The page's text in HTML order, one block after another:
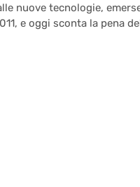
nuove tecnologie,
e oggi sconta la pena